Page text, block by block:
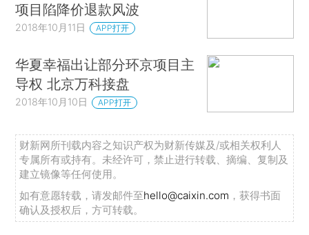
项目陷降价退款风波
2018年10月11日 APP打开
华夏幸福出让部分环京项目主
导权 北京万科接盘
2018年10月10日 APP打开
财新网所刊载内容之知识产权为财新传媒及/或相关权利人
专属所有或持有。未经许可，禁止进行转载、摘编、复制及
建立镜像等任何使用。
如有意愿转载，请发邮件至hello@caixin.com ，获得书面
确认及授权后，方可转载。